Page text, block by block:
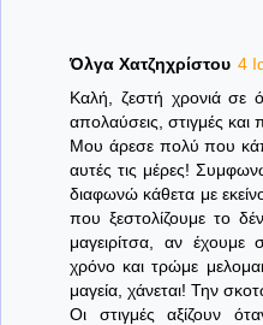
Όλγα Χατζηχρίστου 4
Καλή, ζεστή χρονιά σε
απολαύσεις, στιγμές και
Μου άρεσε πολύ που
αυτές τις μέρες!
διαφωνώ κάθετα με
που ξεστολίζουμε το
μαγειρίτσα, αν έχουμε
χρόνο και τρώμε
μαγεία, χάνεται! Την
Οι στιγμές αξίζουν